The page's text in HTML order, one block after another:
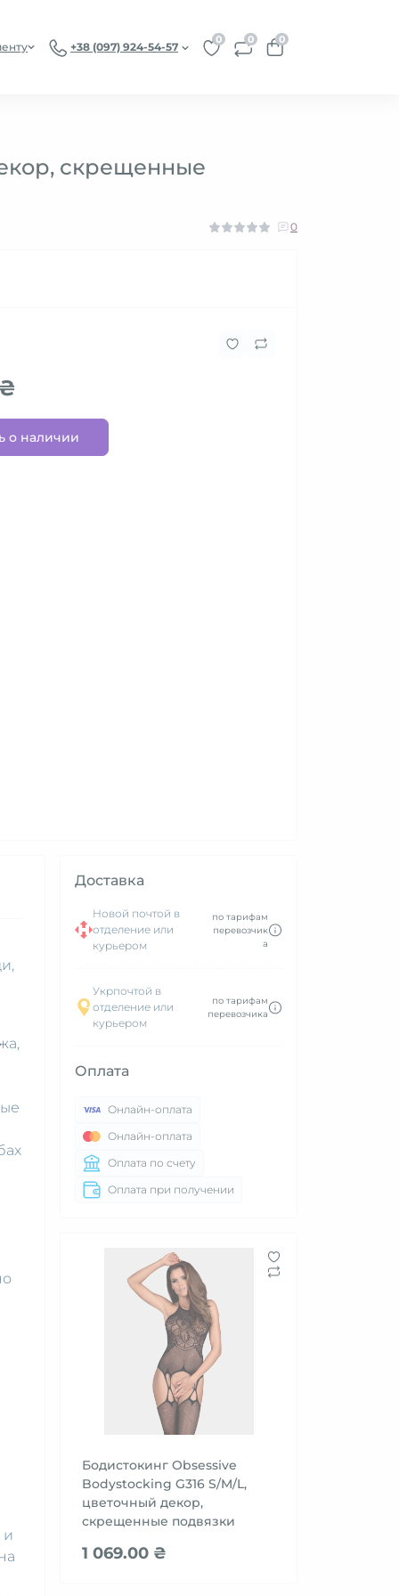
+38 (097) 924-54-57
0 0 0
скрещенные
0
о наличии
Доставка
Новой почтой в
отделение или
курьером
по тарифам
перевозчик
а
Укрпочтой в
отделение или
курьером
по тарифам
перевозчика
Оплата
Онлайн-оплата
Онлайн-оплата
Оплата по счету
Оплата при получении
Бодистокинг Obsessive
Bodystocking G316 S/M/L,
цветочный декор,
скрещенные подвязки
1 069.00 ₴
и